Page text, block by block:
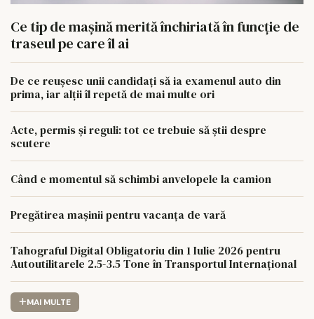
Ce tip de mașină merită închiriată în funcție de
traseul pe care îl ai
De ce reușesc unii candidați să ia examenul auto din
prima, iar alții îl repetă de mai multe ori
Acte, permis și reguli: tot ce trebuie să știi despre
scutere
Când e momentul să schimbi anvelopele la camion
Pregătirea mașinii pentru vacanța de vară
Tahograful Digital Obligatoriu din 1 Iulie 2026 pentru
Autoutilitarele 2.5-3.5 Tone în Transportul Internațional
MAI MULTE